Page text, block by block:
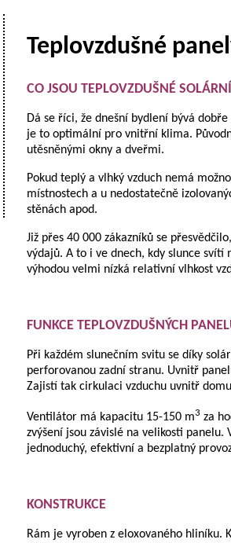
Teplovzdušné
CO JSOU TEPLOVZDUŠNÉ
Dá se říci, že dnešní bydlení bývá
je to optimální pro vnitřní klima.
utěsněnými okny a dveřmi.
Pokud teplý a vlhký vzduch nemá
místnostech a u nedostatečně
stěnách apod.
Již přes 40 000 zákazníků se
výdajů. A to i ve dnech, kdy slunce
výhodou velmi nízká relativní vlhkost
FUNKCE TEPLOVZDUŠNÝCH
Při každém slunečním svitu se díky
perforovanou zadní stranu. Uvnitř
Zajistí tak cirkulaci vzduchu uvnitř
Ventilátor má kapacitu 15-150 m3 za
zvýšení jsou závislé na velikosti
jednoduchý, efektivní a bezplatný
KONSTRUKCE
Rám je vyroben z eloxovaného hliníku.